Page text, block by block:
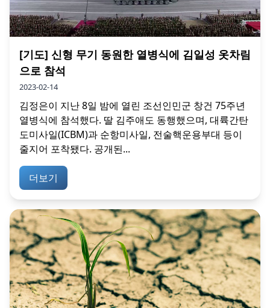
[기도] 신형 무기 동원한 열병식에 김일성 옷차림
으로 참석
2023-02-14
김정은이 지난 8일 밤에 열린 조선인민군 창건 75주년
열병식에 참석했다. 딸 김주애도 동행했으며, 대륙간탄
도미사일(ICBM)과 순항미사일, 전술핵운용부대 등이
줄지어 포착됐다. 공개된...
더보기